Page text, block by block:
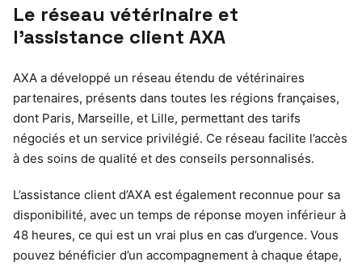
Le réseau vétérinaire et
l’assistance client AXA
AXA a développé un réseau étendu de vétérinaires
partenaires, présents dans toutes les régions françaises,
dont Paris, Marseille, et Lille, permettant des tarifs
négociés et un service privilégié. Ce réseau facilite l’accès
à des soins de qualité et des conseils personnalisés.
L’assistance client d’AXA est également reconnue pour sa
disponibilité, avec un temps de réponse moyen inférieur à
48 heures, ce qui est un vrai plus en cas d’urgence. Vous
pouvez bénéficier d’un accompagnement à chaque étape,